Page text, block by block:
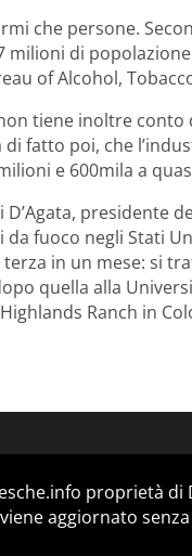
che persone.
milioni di
of Alcohol,
tiene inoltre
fatto poi, che
e 600mila a
presidente
da fuoco negli Stati
terza in un mese: si
quella alla
Ranch in
proprietà di
aggiornato